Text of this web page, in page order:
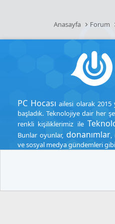
Anasayfa Forum
PC Hocası ailesi olarak 2015
başladık. Teknolojiye dair her
renkli kişiliklerimiz ile
Bunlar oyunlar, donanımlar,
ve sosyal medya gündemleri